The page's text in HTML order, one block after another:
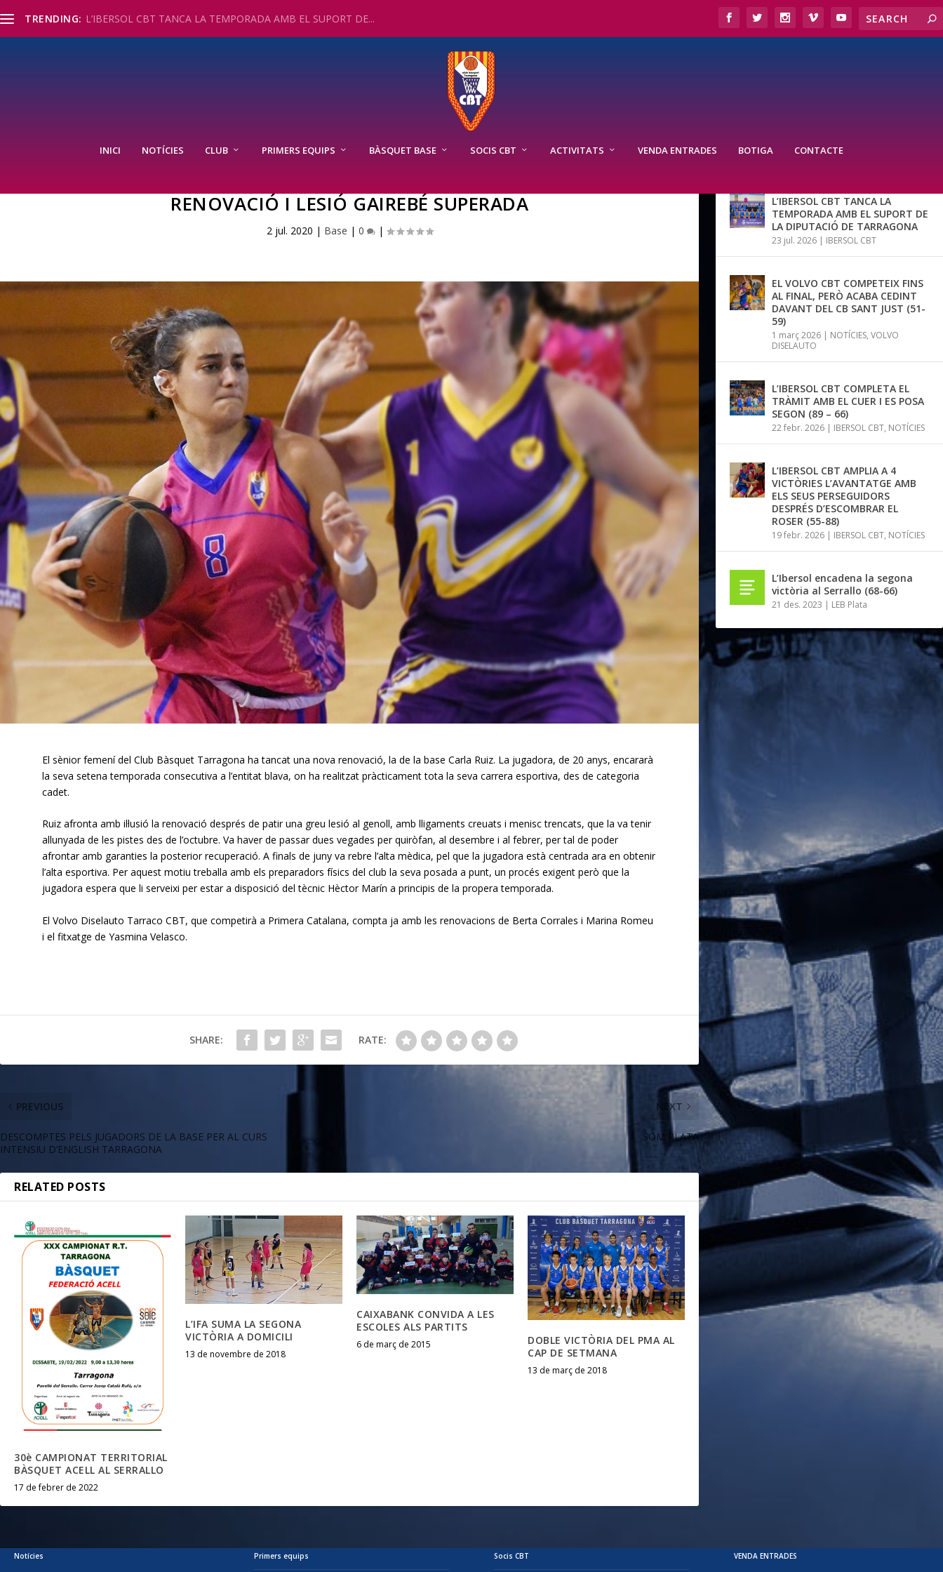
TRENDING: L’IBERSOL CBT TANCA LA TEMPORADA AMB EL SUPORT DE...
INICI NOTÍCIES CLUB PRIMERS EQUIPS BÀSQUET BASE SOCIS CBT ACTIVITATS VENDA ENTRADES BOTIGA CONTACTE
RENOVACIÓ I LESIÓ GAIREBÉ SUPERADA
2 jul. 2020 | Base | 0 |
El sènior femení del Club Bàsquet Tarragona ha tancat una nova renovació, la de la base Carla Ruiz. La jugadora, de 20 anys, encararà
la seva setena temporada consecutiva a l’entitat blava, on ha realitzat pràcticament tota la seva carrera esportiva, des de categoria
cadet.
Ruiz afronta amb il·lusió la renovació després de patir una greu lesió al genoll, amb lligaments creuats i menisc trencats, que la va tenir
allunyada de les pistes des de l’octubre. Va haver de passar dues vegades per quiròfan, al desembre i al febrer, per tal de poder
afrontar amb garanties la posterior recuperació. A finals de juny va rebre l’alta mèdica, pel que la jugadora està centrada ara en obtenir
l’alta esportiva. Per aquest motiu treballa amb els preparadors físics del club la seva posada a punt, un procés exigent però que la
jugadora espera que li serveixi per estar a disposició del tècnic Hèctor Marín a principis de la propera temporada.
El Volvo Diselauto Tarraco CBT, que competirà a Primera Catalana, compta ja amb les renovacions de Berta Corrales i Marina Romeu
i el fitxatge de Yasmina Velasco.
SHARE: RATE:
PREVIOUS
DESCOMPTES PELS JUGADORS DE LA BASE PER AL CURS
INTENSIU D’ENGLISH TARRAGONA
NEXT
SOM PLATA
RELATED POSTS
30è CAMPIONAT TERRITORIAL
BÀSQUET ACELL AL SERRALLO
17 de febrer de 2022
L’IFA SUMA LA SEGONA
VICTÒRIA A DOMICILI
13 de novembre de 2018
CAIXABANK CONVIDA A LES
ESCOLES ALS PARTITS
6 de març de 2015
DOBLE VICTÒRIA DEL PMA AL
CAP DE SETMANA
13 de març de 2018
L’IBERSOL CBT TANCA LA
TEMPORADA AMB EL SUPORT DE
LA DIPUTACIÓ DE TARRAGONA
23 jul. 2026 | IBERSOL CBT
EL VOLVO CBT COMPETEIX FINS
AL FINAL, PERÒ ACABA CEDINT
DAVANT DEL CB SANT JUST (51-
59)
1 març 2026 | NOTÍCIES, VOLVO
DISELAUTO
L’IBERSOL CBT COMPLETA EL
TRÀMIT AMB EL CUER I ES POSA
SEGON (89 – 66)
22 febr. 2026 | IBERSOL CBT, NOTÍCIES
L’IBERSOL CBT AMPLIA A 4
VICTÒRIES L’AVANTATGE AMB
ELS SEUS PERSEGUIDORS
DESPRÉS D’ESCOMBRAR EL
ROSER (55-88)
19 febr. 2026 | IBERSOL CBT, NOTÍCIES
L’Ibersol encadena la segona
victòria al Serrallo (68-66)
21 des. 2023 | LEB Plata
Notícies Primers equips Socis CBT VENDA ENTRADES